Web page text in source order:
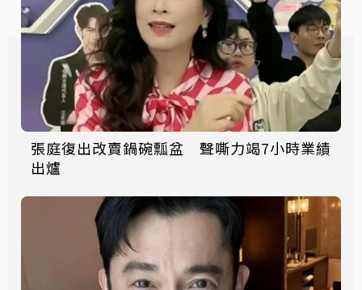
張庭復出改賣鍋碗瓢盆 聲嘶力竭7小時業績
出爐